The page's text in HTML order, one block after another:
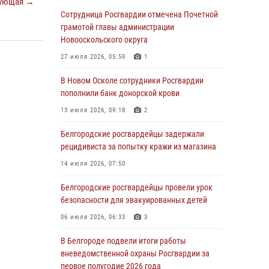
Росгвардейцы проверяют готовность школ к
началу учебного года в Яковлевском и
Прохоровском округах
30 июля 2026, 14:53 4
Белгородские росгвардейцы проверяют
избирательные участки накануне выборов
30 июля 2026, 06:13 2
Росгвардейцы в составе комиссии
проверяют готовность школ Валуйского
Росгвардейцы задержали жителя
Алексеевского округа, который
наркотиков
28 июля 2026, 13:58
Сотрудница Росгвардии отмечена Почетной
грамотой главы администрации
Новооскольского округа
27 июля 2026, 05:59 1
В Новом Осколе сотрудники Росгвардии
пополнили банк донорской крови
13 июля 2026, 09:18 2
Белгородские росгвардейцы задержали
рецидивиста за попытку кражи из магазина
14 июля 2026, 07:50
Белгородские росгвардейцы провели урок
безопасности для эвакуированных детей
06 июля 2026, 06:33 3
В Белгороде подвели итоги работы
вневедомственной охраны Росгвардии за
первое полугодие 2026 года